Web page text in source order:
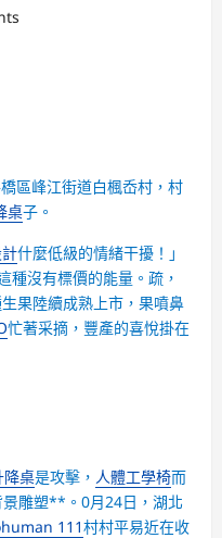
區峰江街道白楓岙村，村
桌子。
什麼低級的情緒干擾！」
種沒有標價的能量。疏，
果陸續成熟上市，果噴鼻
忙著采摘，豐產的喜悅掛在
桌是攻擊， 人體工學椅而
雕塑**。0月24日，湖北
111村村平易近在收